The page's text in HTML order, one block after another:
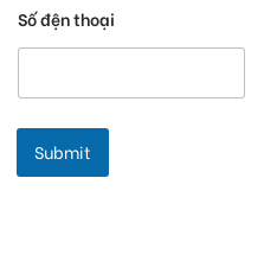
Số đện thoại
Submit